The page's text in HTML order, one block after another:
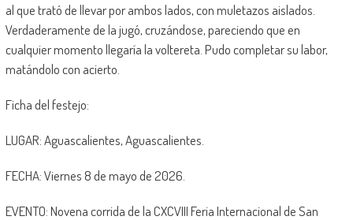
al que trató de llevar por ambos lados, con muletazos aislados.
Verdaderamente de la jugó, cruzándose, pareciendo que en
cualquier momento llegaría la voltereta. Pudo completar su labor,
matándolo con acierto.
Ficha del festejo:
LUGAR: Aguascalientes, Aguascalientes.
FECHA: Viernes 8 de mayo de 2026.
EVENTO: Novena corrida de la CXCVIII Feria Internacional de San